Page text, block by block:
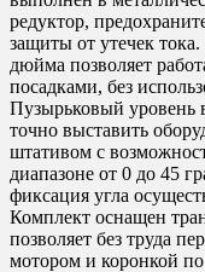
редуктор,
защиты от утечек
дюйма позволяет
посадками, без
Пузырьковый уровень
точно выставить
штативом с
диапазоне от 0 до 45
фиксация угла
Комплект оснащен
позволяет без труда
мотором и коронкой